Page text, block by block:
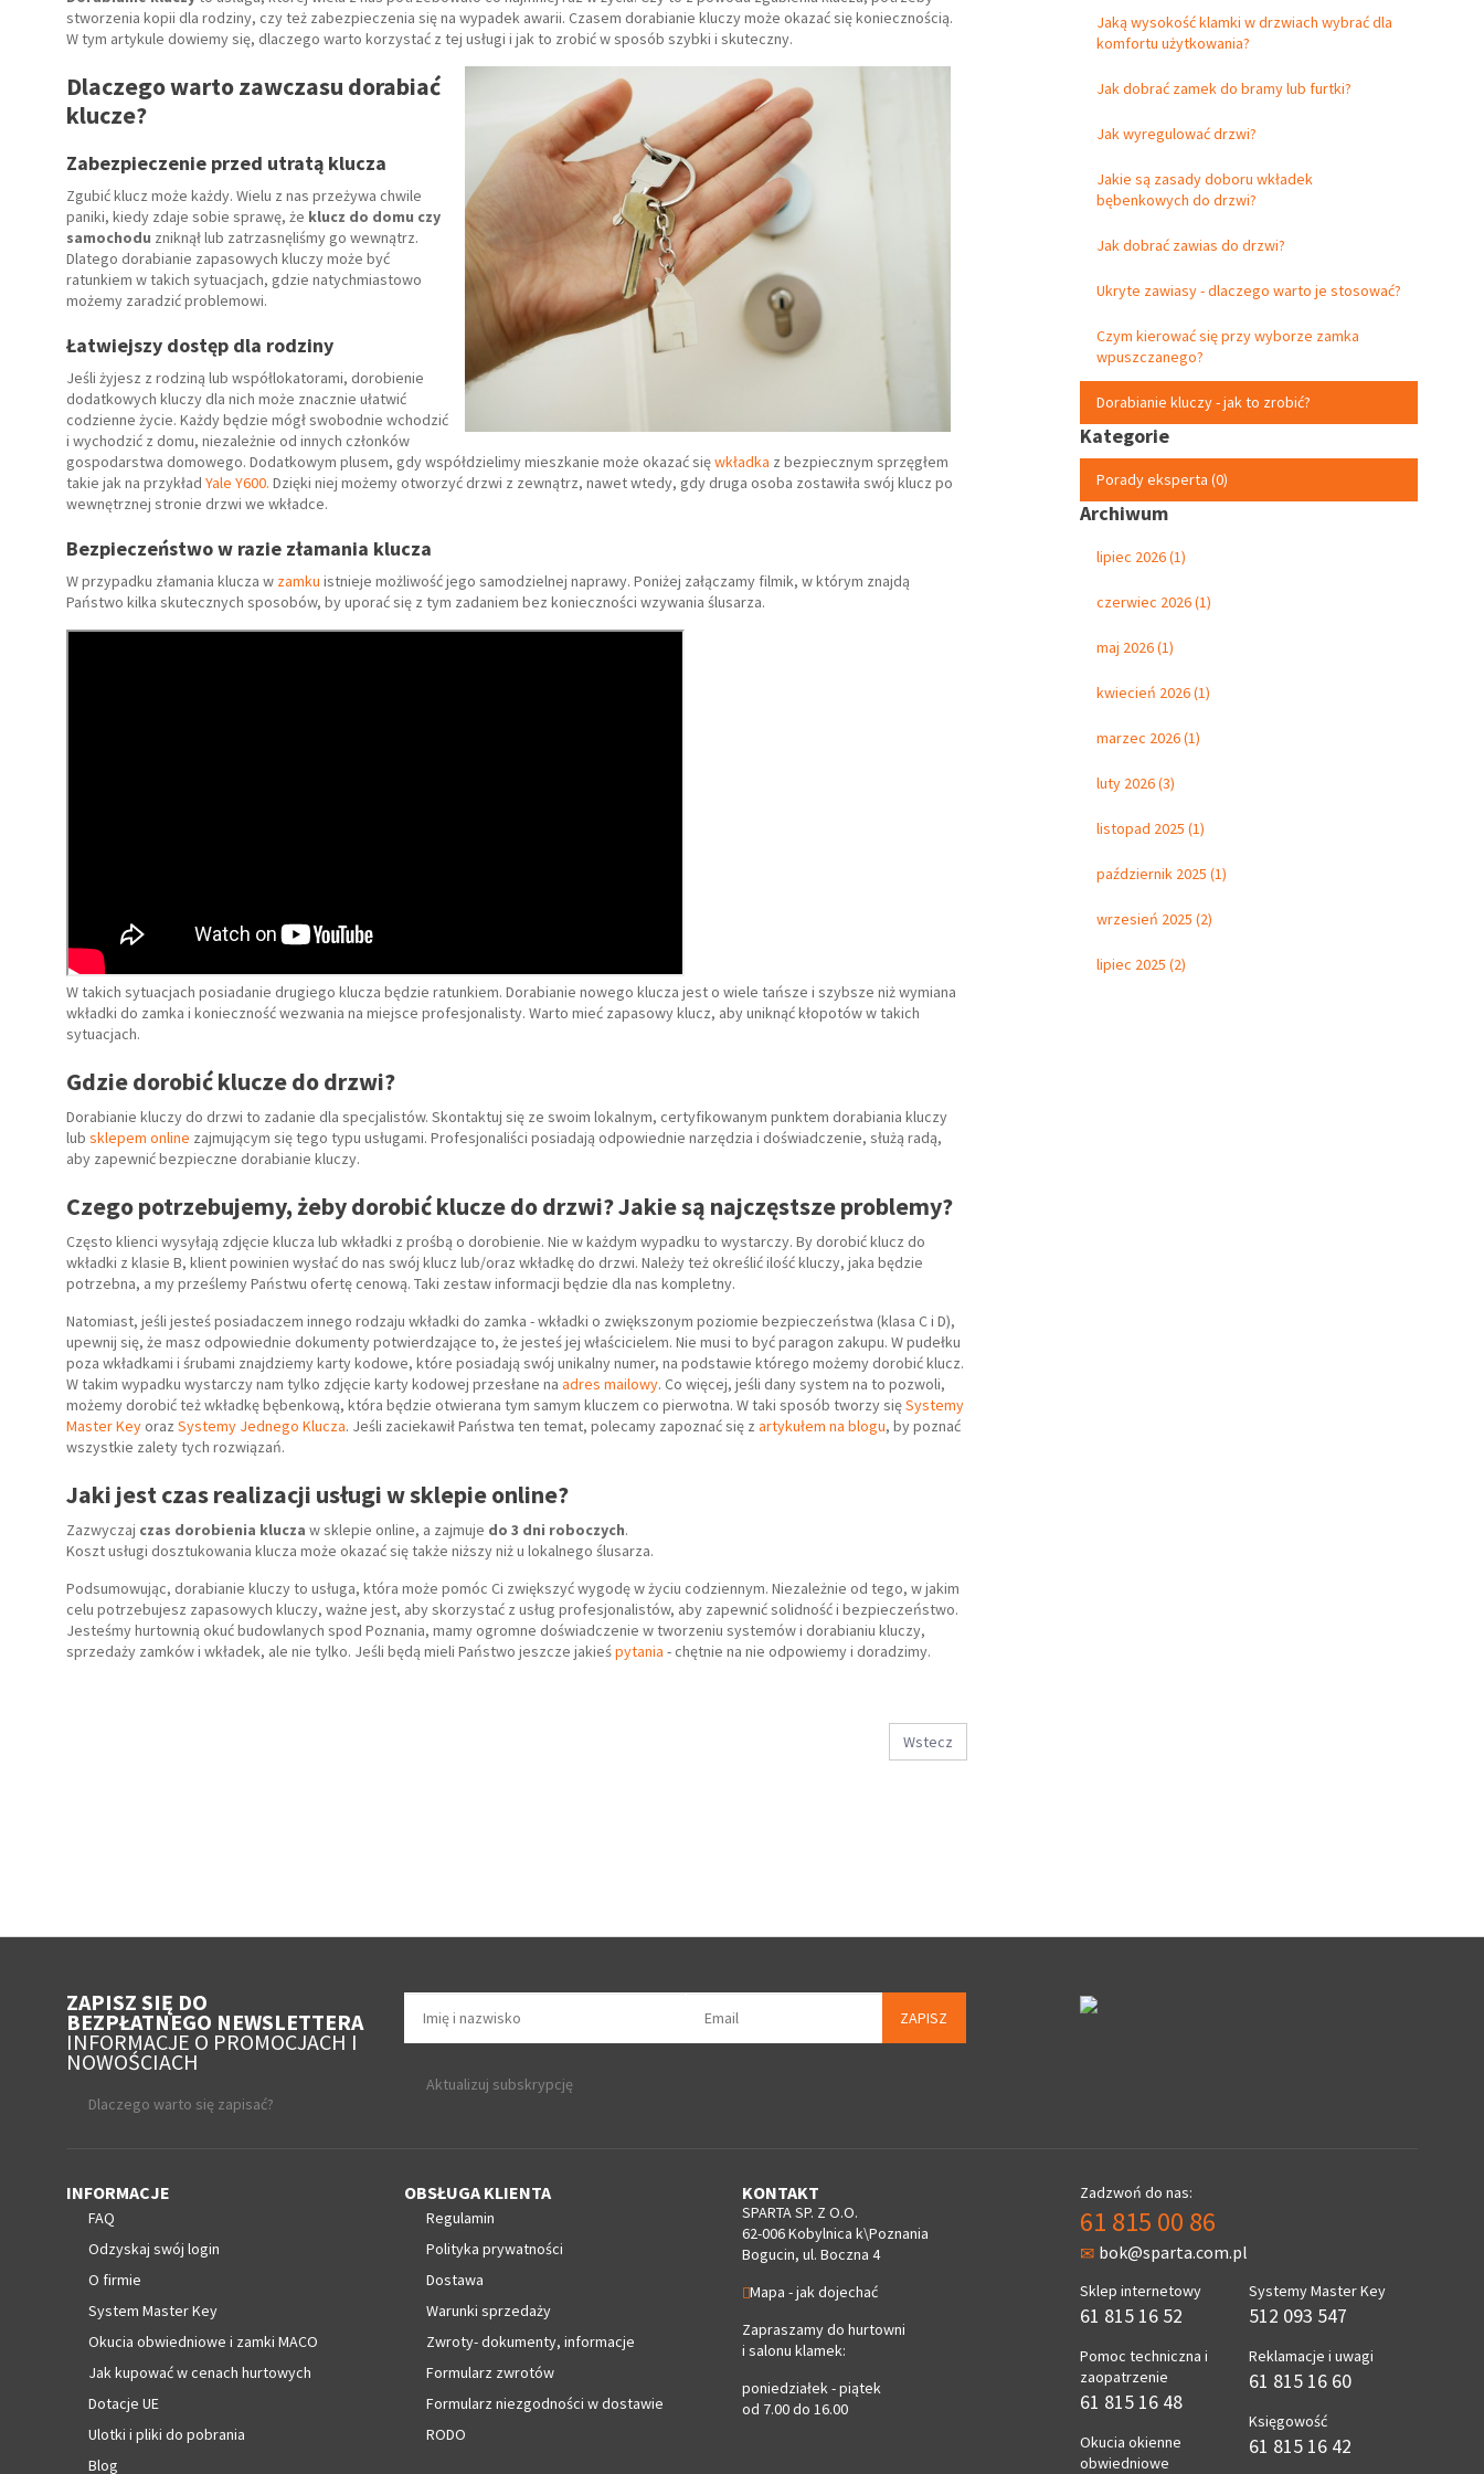
stworzenia kopii dla rodziny, czy też zabezpieczenia się na wypadek awarii. Czasem dorabianie kluczy może okazać się koniecznością.
W tym artykule dowiemy się, dlaczego warto korzystać z tej usługi i jak to zrobić w sposób szybki i skuteczny.
Dlaczego warto zawczasu dorabiać
klucze?
Zabezpieczenie przed utratą klucza
Zgubić klucz może każdy. Wielu z nas przeżywa chwile
paniki, kiedy zdaje sobie sprawę, że klucz do domu czy
samochodu zniknął lub zatrzasnęliśmy go wewnątrz.
Dlatego dorabianie zapasowych kluczy może być
ratunkiem w takich sytuacjach, gdzie natychmiastowo
możemy zaradzić problemowi.
Łatwiejszy dostęp dla rodziny
Jeśli żyjesz z rodziną lub współlokatorami, dorobienie
dodatkowych kluczy dla nich może znacznie ułatwić
codzienne życie. Każdy będzie mógł swobodnie wchodzić
i wychodzić z domu, niezależnie od innych członków
gospodarstwa domowego. Dodatkowym plusem, gdy współdzielimy mieszkanie może okazać sięwkładka z bezpiecznym sprzęgłem
takie jak na przykład Yale Y600. Dzięki niej możemy otworzyć drzwi z zewnątrz, nawet wtedy, gdy druga osoba zostawiła swój klucz po
wewnętrznej stronie drzwi we wkładce.
Bezpieczeństwo w razie złamania klucza
W przypadku złamania klucza w zamku istnieje możliwość jego samodzielnej naprawy. Poniżej załączamy filmik, w którym znajdą
Państwo kilka skutecznych sposobów, by uporać się z tym zadaniem bez konieczności wzywania ślusarza.
W takich sytuacjach posiadanie drugiego klucza będzie ratunkiem. Dorabianie nowego klucza jest o wiele tańsze i szybsze niż wymiana
wkładki do zamka i konieczność wezwania na miejsce profesjonalisty. Warto mieć zapasowy klucz, aby uniknąć kłopotów w takich
sytuacjach.
Gdzie dorobić klucze do drzwi?
Dorabianie kluczy do drzwi to zadanie dla specjalistów. Skontaktuj się ze swoim lokalnym, certyfikowanym punktem dorabiania kluczy
lub sklepem online zajmującym się tego typu usługami. Profesjonaliści posiadają odpowiednie narzędzia i doświadczenie, służą radą,
aby zapewnić bezpieczne dorabianie kluczy.
Czego potrzebujemy, żeby dorobić klucze do drzwi? Jakie są najczęstsze problemy?
Często klienci wysyłają zdjęcie klucza lub wkładki z prośbą o dorobienie. Nie w każdym wypadku to wystarczy. By dorobić klucz do
wkładki z klasie B, klient powinien wysłać do nas swój klucz lub/oraz wkładkę do drzwi. Należy też określić ilość kluczy, jaka będzie
potrzebna, a my prześlemy Państwu ofertę cenową. Taki zestaw informacji będzie dla nas kompletny.
Natomiast, jeśli jesteś posiadaczem innego rodzaju wkładki do zamka - wkładki o zwiększonym poziomie bezpieczeństwa (klasa C i D),
upewnij się, że masz odpowiednie dokumenty potwierdzające to, że jesteś jej właścicielem. Nie musi to być paragon zakupu. W pudełku
poza wkładkami i śrubami znajdziemy karty kodowe, które posiadają swój unikalny numer, na podstawie którego możemy dorobić klucz.
W takim wypadku wystarczy nam tylko zdjęcie karty kodowej przesłane na adres mailowy. Co więcej, jeśli dany system na to pozwoli,
możemy dorobić też wkładkę bębenkową, która będzie otwierana tym samym kluczem co pierwotna. W taki sposób tworzy sięSystemy
Master Keyoraz Systemy Jednego Klucza. Jeśli zaciekawił Państwa ten temat, polecamy zapoznać się z artykułem na blogu, by poznać
wszystkie zalety tych rozwiązań.
Jaki jest czas realizacji usługi w sklepie online?
Zazwyczaj czas dorobienia klucza w sklepie online, a zajmuje do 3 dni roboczych.
Koszt usługi dosztukowania klucza może okazać się także niższy niż u lokalnego ślusarza.
Podsumowując, dorabianie kluczy to usługa, która może pomóc Ci zwiększyć wygodę w życiu codziennym. Niezależnie od tego, w jakim
celu potrzebujesz zapasowych kluczy, ważne jest, aby skorzystać z usług profesjonalistów, aby zapewnić solidność i bezpieczeństwo.
Jesteśmy hurtownią okuć budowlanych spod Poznania, mamy ogromne doświadczenie w tworzeniu systemów i dorabianiu kluczy,
sprzedaży zamków i wkładek, ale nie tylko. Jeśli będą mieli Państwo jeszcze jakieśpytania - chętnie na nie odpowiemy i doradzimy.
Wstecz
Jaką wysokość klamki w drzwiach wybrać dla
komfortu użytkowania?
Jak dobrać zamek do bramy lub furtki?
Jak wyregulować drzwi?
Jakie są zasady doboru wkładek
bębenkowych do drzwi?
Jak dobrać zawias do drzwi?
Ukryte zawiasy - dlaczego warto je stosować?
Czym kierować się przy wyborze zamka
wpuszczanego?
Dorabianie kluczy - jak to zrobić?
Kategorie
Porady eksperta (0)
Archiwum
lipiec 2026 (1)
czerwiec 2026 (1)
maj 2026 (1)
kwiecień 2026 (1)
marzec 2026 (1)
luty 2026 (3)
listopad 2025 (1)
październik 2025 (1)
wrzesień 2025 (2)
lipiec 2025 (2)
ZAPISZ SIĘ DO
BEZPŁATNEGO NEWSLETTERA
INFORMACJE O PROMOCJACH I
NOWOŚCIACH
Dlaczego warto się zapisać?
ZAPISZ
Aktualizuj subskrypcję
INFORMACJE
FAQ
Odzyskaj swój login
O firmie
System Master Key
Okucia obwiedniowe i zamki MACO
Jak kupować w cenach hurtowych
Dotacje UE
Ulotki i pliki do pobrania
Blog
OBSŁUGA KLIENTA
Regulamin
Polityka prywatności
Dostawa
Warunki sprzedaży
Zwroty- dokumenty, informacje
Formularz zwrotów
Formularz niezgodności w dostawie
RODO
KONTAKT
SPARTA SP. Z O.O.
62-006 Kobylnica k\Poznania
Bogucin, ul. Boczna 4
Mapa - jak dojechać
Zapraszamy do hurtowni
i salonu klamek:
poniedziałek - piątek
od 7.00 do 16.00
Zadzwoń do nas:
61 815 00 86
bok@sparta.com.pl
Sklep internetowy
61 815 16 52
Pomoc techniczna i
zaopatrzenie
61 815 16 48
Okucia okienne
obwiedniowe
Systemy Master Key
512 093 547
Reklamacje i uwagi
61 815 16 60
Księgowość
61 815 16 42